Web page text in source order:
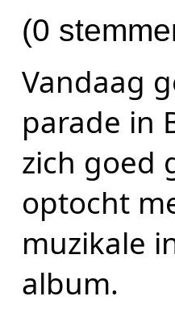
(0
Vandaag
parade in
zich goed
optocht
muzikale
album.